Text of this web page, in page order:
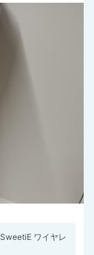
ワイヤレ